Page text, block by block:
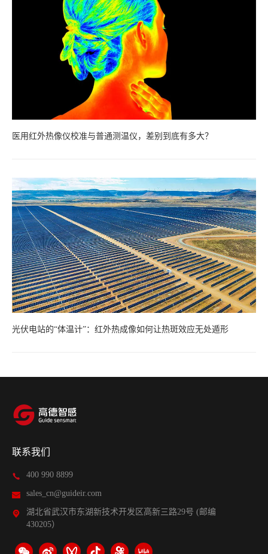
医用红外热像仪校准与普通测温仪，差别到底有多大？
光伏电站的“体温计”：红外热成像如何让热斑效应无处遁形
联系我们
400 990 8899
sales_cn@guideir.com
湖北省武汉市东湖新技术开发区高新三路29号 (邮编
430205）